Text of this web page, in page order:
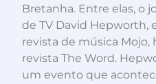
Bretanha. Entre elas, o
de TV David Hepworth,
revista de música Mojo,
revista The Word.
um evento que